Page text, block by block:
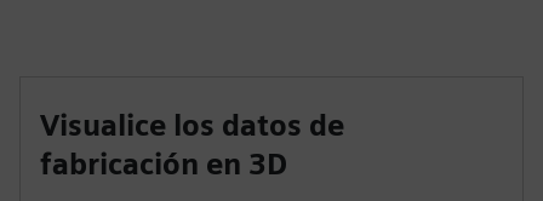
Visualice los datos de
fabricación en 3D